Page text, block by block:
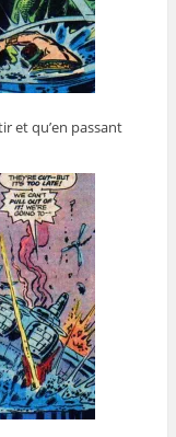
et qu’en passant